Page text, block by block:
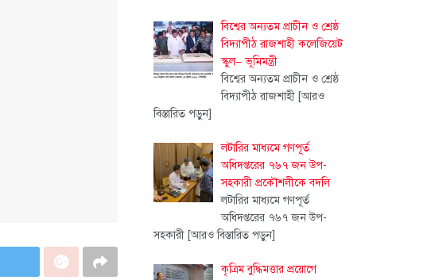
বিশ্বের অন্যতম প্রাচীন ও শ্রেষ্ঠ
বিদ্যাপীঠ রাজশাহী কলেজিয়েট
স্কুল– ভূমিমন্ত্রী
বিশ্বের অন্যতম প্রাচীন ও শ্রেষ্ঠ
বিদ্যাপীঠ রাজশাহী [আরও
বিস্তারিত পড়ুন]
লটারির মাধ্যমে গণপূর্ত
অধিদপ্তরের ৭৬৭ জন উপ-
সহকারী প্রকৌশলীকে বদলি
লটারির মাধ্যমে গণপূর্ত
অধিদপ্তরের ৭৬৭ জন উপ-
সহকারী [আরও বিস্তারিত পড়ুন]
কৃত্রিম বুদ্ধিমত্তার প্রয়োগে